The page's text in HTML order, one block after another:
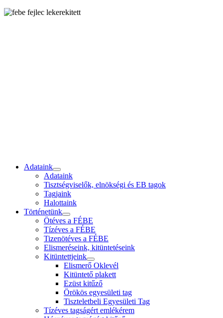
Adataink
Adataink
Tisztségviselők, elnökségi és EB tagok
Tagjaink
Halottaink
Történetünk
Ötéves a FÉBE
Tízéves a FÉBE
Tizenötéves a FÉBE
Elismeréseink, kitüntetéseink
Kitüntettjeink
Elismerő Oklevél
Kitüntető plakett
Ezüst kitűző
Örökös egyesületi tag
Tiszteletbeli Egyesületi Tag
Tízéves tagságért emlékérem